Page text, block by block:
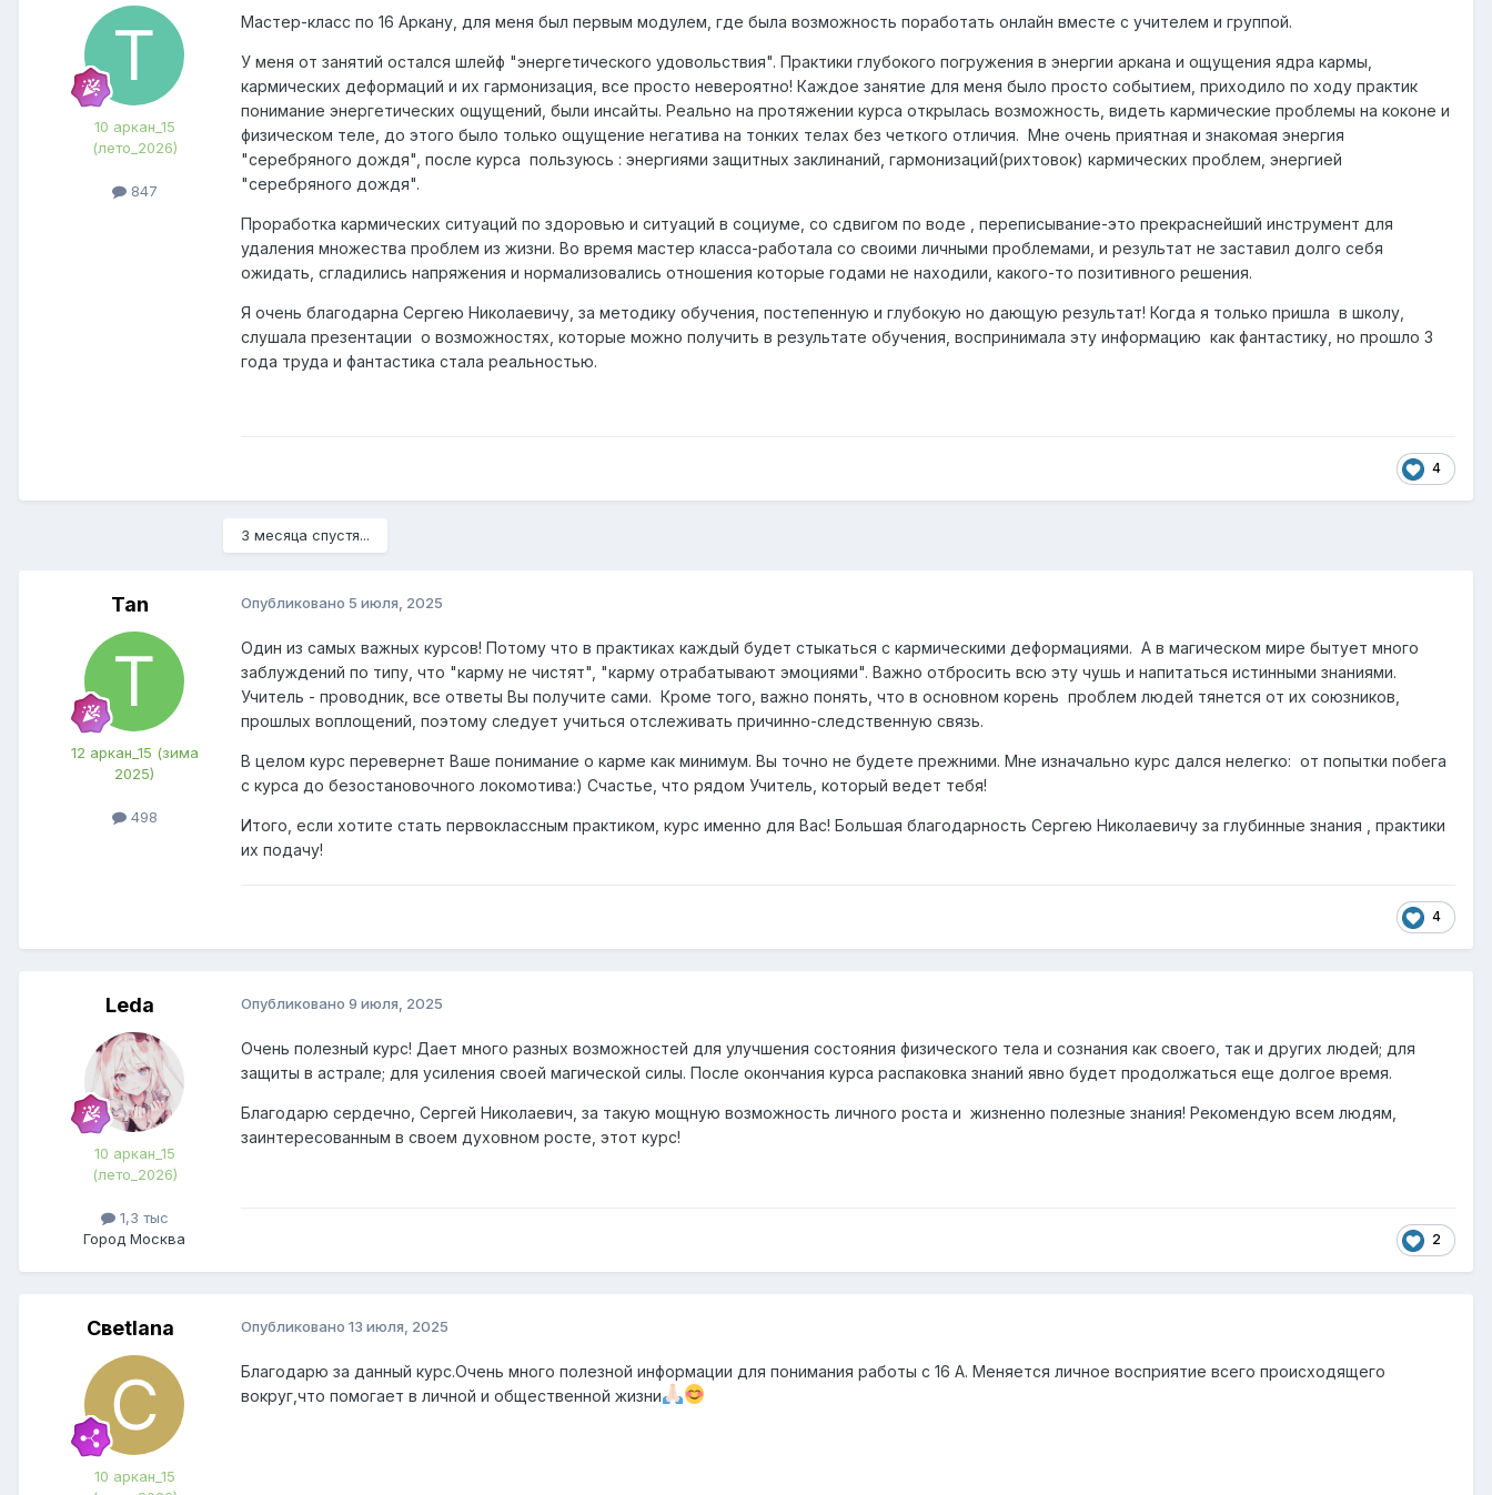
10 аркан_15
(лето_2026)
847
Мастер-класс по 16 Аркану, для меня был первым модулем, где была возможность поработать онлайн вместе с учителем и группой.
У меня от занятий остался шлейф "энергетического удовольствия". Практики глубокого погружения в энергии аркана и ощущения ядра кармы,
кармических деформаций и их гармонизация, все просто невероятно! Каждое занятие для меня было просто событием, приходило по ходу практик
понимание энергетических ощущений, были инсайты. Реально на протяжении курса открылась возможность, видеть кармические проблемы на коконе и
физическом теле, до этого было только ощущение негатива на тонких телах без четкого отличия. Мне очень приятная и знакомая энергия
"серебряного дождя", после курса пользуюсь : энергиями защитных заклинаний, гармонизаций(рихтовок) кармических проблем, энергией
"серебряного дождя".
Проработка кармических ситуаций по здоровью и ситуаций в социуме, со сдвигом по воде , переписывание-это прекраснейший инструмент для
удаления множества проблем из жизни. Во время мастер класса-работала со своими личными проблемами, и результат не заставил долго себя
ожидать, сгладились напряжения и нормализовались отношения которые годами не находили, какого-то позитивного решения.
Я очень благодарна Сергею Николаевичу, за методику обучения, постепенную и глубокую но дающую результат! Когда я только пришла в школу,
слушала презентации о возможностях, которые можно получить в результате обучения, воспринимала эту информацию как фантастику, но прошло 3
года труда и фантастика стала реальностью.
4
3 месяца спустя...
Tan
12 аркан_15 (зима
2025)
498
Опубликовано 5 июля, 2025
Один из самых важных курсов! Потому что в практиках каждый будет стыкаться с кармическими деформациями. А в магическом мире бытует много
заблуждений по типу, что "карму не чистят", "карму отрабатывают эмоциями". Важно отбросить всю эту чушь и напитаться истинными знаниями.
Учитель - проводник, все ответы Вы получите сами. Кроме того, важно понять, что в основном корень проблем людей тянется от их союзников,
прошлых воплощений, поэтому следует учиться отслеживать причинно-следственную связь.
В целом курс перевернет Ваше понимание о карме как минимум. Вы точно не будете прежними. Мне изначально курс дался нелегко: от попытки побега
с курса до безостановочного локомотива:) Счастье, что рядом Учитель, который ведет тебя!
Итого, если хотите стать первоклассным практиком, курс именно для Вас! Большая благодарность Сергею Николаевичу за глубинные знания , практики
их подачу!
4
Leda
10 аркан_15
(лето_2026)
1,3 тыс
Город Москва
Опубликовано 9 июля, 2025
Очень полезный курс! Дает много разных возможностей для улучшения состояния физического тела и сознания как своего, так и других людей; для
защиты в астрале; для усиления своей магической силы. После окончания курса распаковка знаний явно будет продолжаться еще долгое время.
Благодарю сердечно, Сергей Николаевич, за такую мощную возможность личного роста и жизненно полезные знания! Рекомендую всем людям,
заинтересованным в своем духовном росте, этот курс!
2
Свetlana
10 аркан_15
Опубликовано 13 июля, 2025
Благодарю за данный курс.Очень много полезной информации для понимания работы с 16 А. Меняется личное восприятие всего происходящего
вокруг,что помогает в личной и общественной жизни